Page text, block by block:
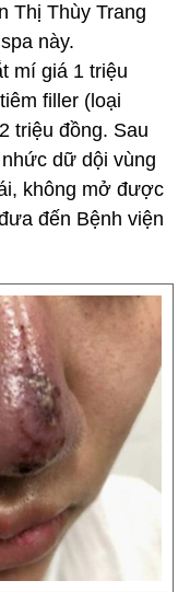
Thị Thùy Trang
này.
mí giá 1 triệu
filler (loại
triệu đồng. Sau
dữ dội vùng
không mở được
đến Bệnh viện